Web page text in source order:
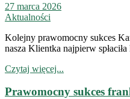
27 marca 2026
Aktualności
Kolejny prawomocny sukces
nasza Klientka najpierw
Czytaj więcej...
Prawomocny sukces